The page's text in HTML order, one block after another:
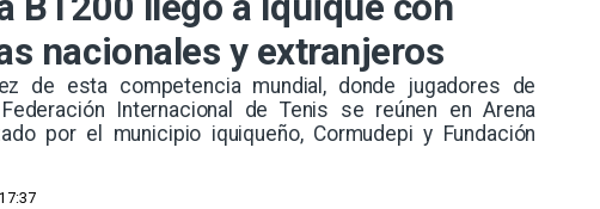
nacionales y extranjeros
de esta competencia mundial, donde jugadores de
Internacional de Tenis se reúnen en Arena
por el municipio iquiqueño, Cormudepi y Fundación